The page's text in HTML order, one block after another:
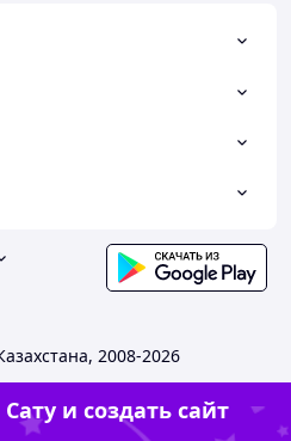
2008-2026
и создать сайт